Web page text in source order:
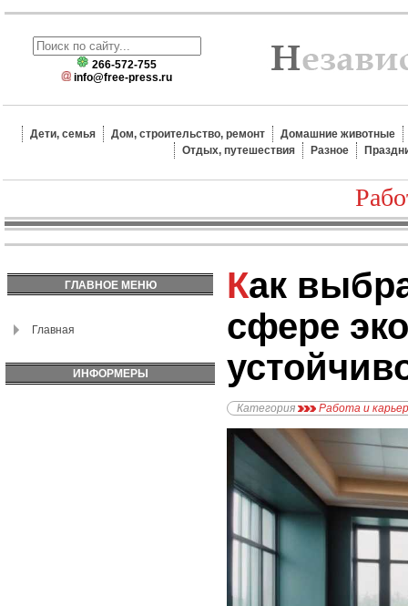
266-572-755
info@free-press.ru
Дети, семья Дом, строительство, ремонт
Домашние животные
Отдых, путешествия
Разное
ГЛАВНОЕ МЕНЮ
Главная
ИНФОРМЕРЫ
Как выбрать карьеру в
сфере
Категория Работа и